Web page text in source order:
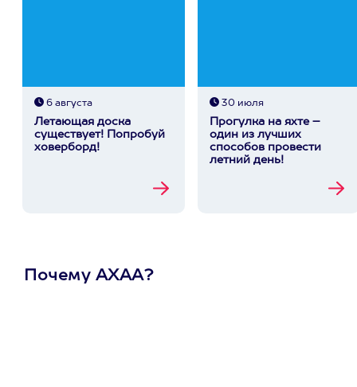
6 августа
Летающая доска
существует! Попробуй
ховерборд!
30 июля
Прогулка на яхте –
один из лучших
способов провести
летний день!
Почему АХАА?